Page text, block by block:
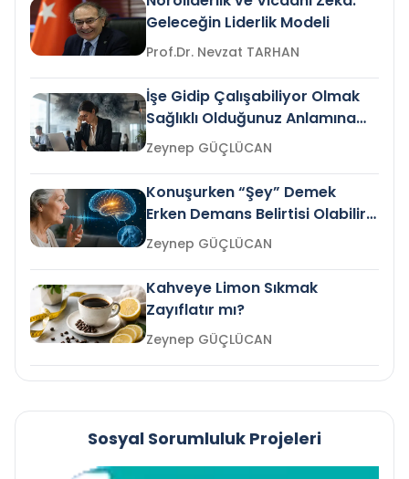
Geleceğin Liderlik Modeli
Prof.Dr. Nevzat TARHAN
İşe Gidip Çalışabiliyor Olmak
Sağlıklı Olduğunuz Anlamına
Gelir mi?Zeynep GÜÇLÜCAN
Konuşurken “Şey” Demek
Erken Demans Belirtisi Olabilir
mi?
Zeynep GÜÇLÜCAN
Kahveye Limon Sıkmak
Zayıflatır mı?
Zeynep GÜÇLÜCAN
Sosyal Sorumluluk Projeleri